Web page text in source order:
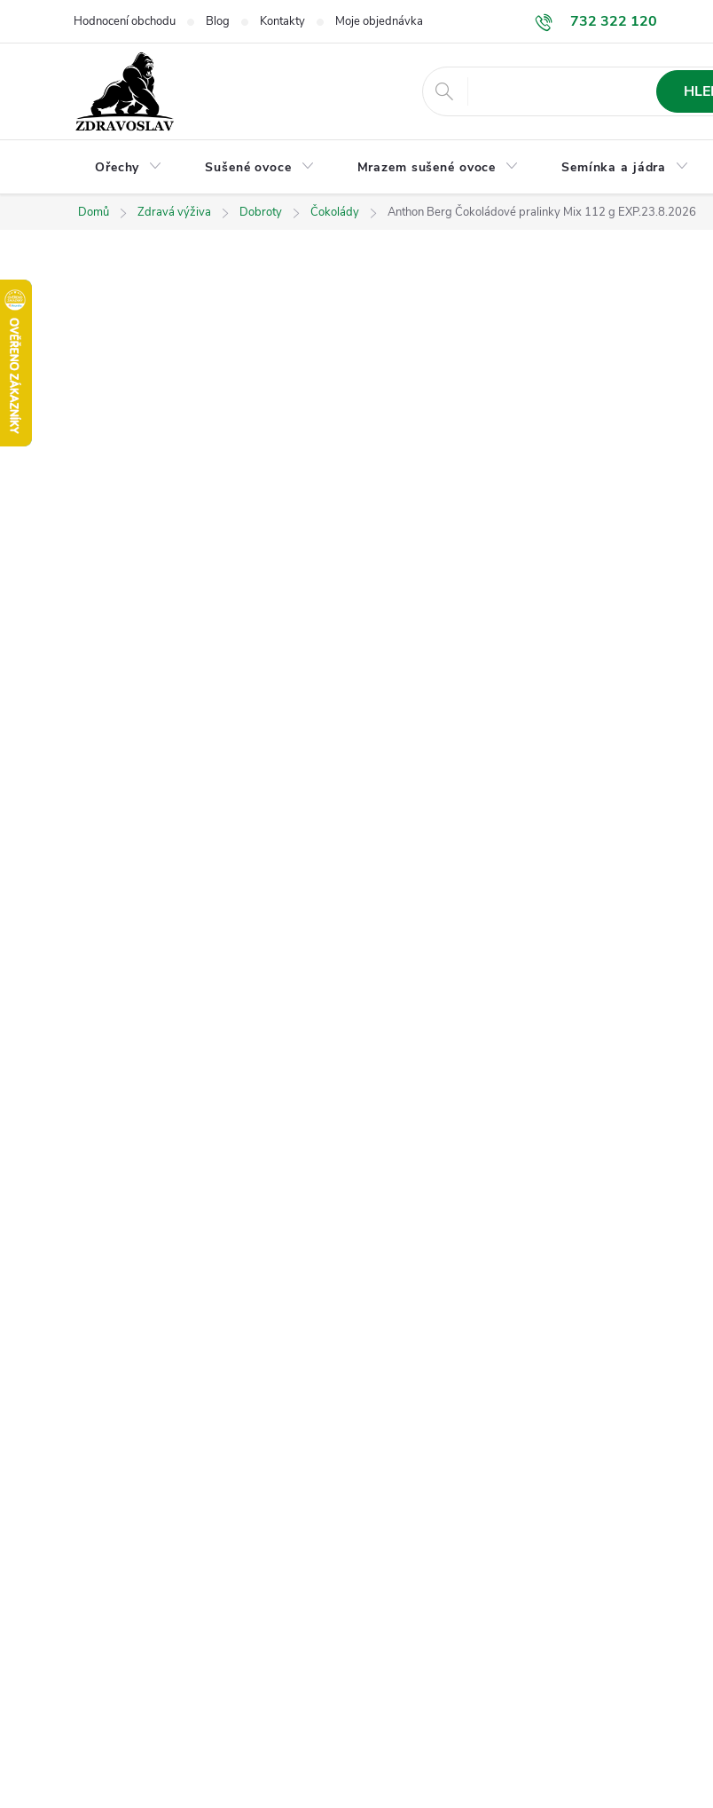
732 322 120
Hodnocení obchodu Blog Kontakty Moje objednávka GDPR a ochrana osobních údajů Jak nakupovat
Ořechy Sušené ovoce Mrazem sušené ovoce Semínka a jádra
Domů Zdravá výživa Dobroty Čokolády Anthon Berg Čokoládové pralinky Mix 112 g EXP.23.8.2026